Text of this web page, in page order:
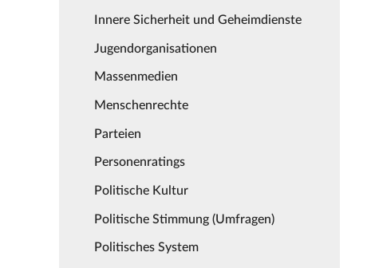
Innere Sicherheit und Geheimdienste
Jugendorganisationen
Massenmedien
Menschenrechte
Parteien
Personenratings
Politische Kultur
Politische Stimmung (Umfragen)
Politisches System